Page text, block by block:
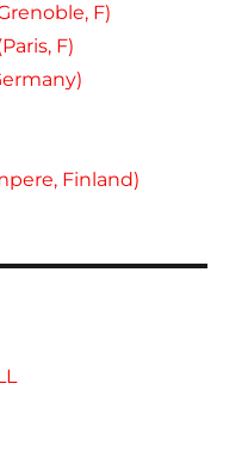
F)
F)
Finland)